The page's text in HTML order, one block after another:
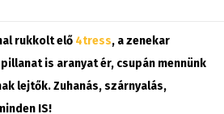
rukkolt elő 4tress, a zenekar
is aranyat ér, csupán mennünk
lejtők. Zuhanás, szárnyalás,
IS!